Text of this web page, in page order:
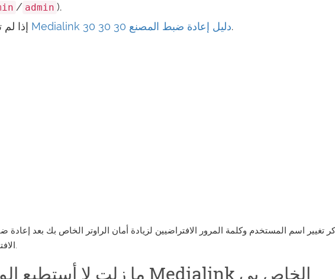
/ admin ).
Medialink دليل إعادة ضبط المصنع 30 30 30.
تغيير اسم المستخدم وكلمة المرور الافتراضيين لزيادة أمان الراوتر الخاص بك بعد
الافتراضية في جميع أنحاء الويب (مثل هنا).